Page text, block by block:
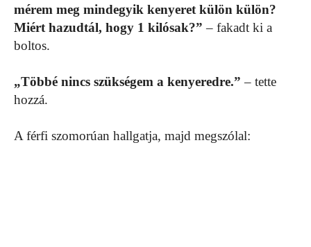
mérem meg mindegyik kenyeret külön külön?
Miért hazudtál, hogy 1 kilósak?” – fakadt ki a
boltos.
„Többé nincs szükségem a kenyeredre.” – tette
hozzá.
A férfi szomorúan hallgatja, majd megszólal: